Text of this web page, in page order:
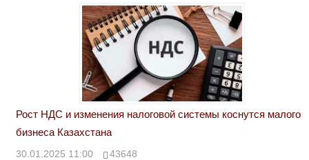
Рост НДС и изменения налоговой системы коснутся малого
бизнеса Казахстана
30.01.2025 11:00 43648